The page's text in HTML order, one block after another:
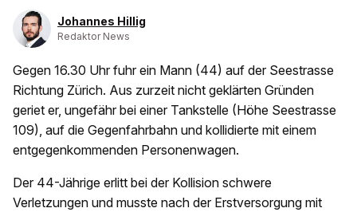
Johannes Hillig
Redaktor News
Gegen 16.30 Uhr fuhr ein Mann (44) auf der Seestrasse
Richtung Zürich. Aus zurzeit nicht geklärten Gründen
geriet er, ungefähr bei einer Tankstelle (Höhe Seestrasse
109), auf die Gegenfahrbahn und kollidierte mit einem
entgegenkommenden Personenwagen.
Der 44-Jährige erlitt bei der Kollision schwere
Verletzungen und musste nach der Erstversorgung mit